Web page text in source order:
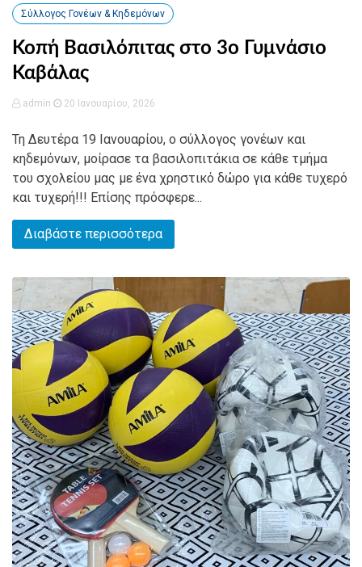
Σύλλογος Γονέων & Κηδεμόνων
Κοπή Βασιλόπιτας στο 3ο Γυμνάσιο
Καβάλας
admin 20 Ιανουαρίου, 2026
Τη Δευτέρα 19 Ιανουαρίου, ο σύλλογος γονέων και
κηδεμόνων, μοίρασε τα βασιλοπιτάκια σε κάθε τμήμα
του σχολείου μας με ένα χρηστικό δώρο για κάθε τυχερό
και τυχερή!!! Επίσης πρόσφερε...
Διαβάστε περισσότερα